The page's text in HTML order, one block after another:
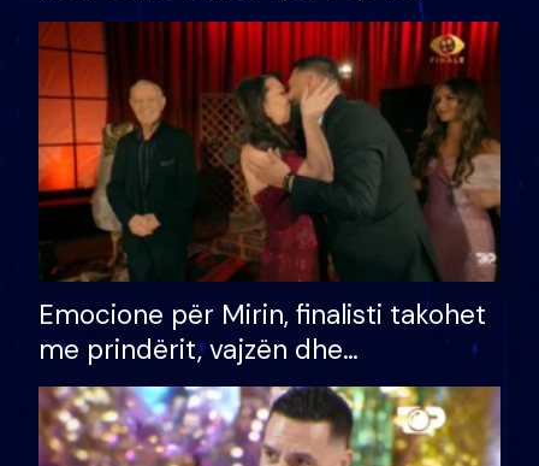
shtëpinë dhe humb mundësinë për
të fituar çmimin e madh
Emocione për Mirin, finalisti takohet
me prindërit, vajzën dhe
bashkëshorten: S’kemi ndonjë letër
divorci apo jo?